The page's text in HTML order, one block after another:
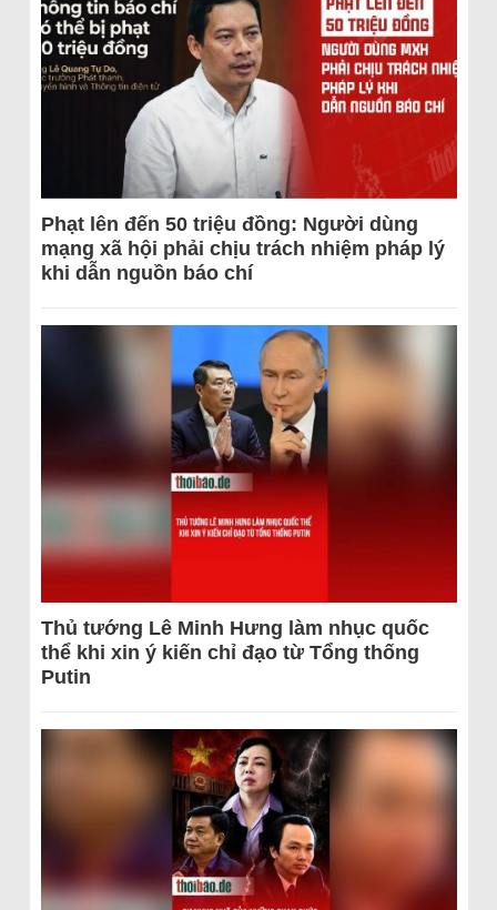
Phạt lên đến 50 triệu đồng: Người dùng
mạng xã hội phải chịu trách nhiệm pháp lý
khi dẫn nguồn báo chí
Thủ tướng Lê Minh Hưng làm nhục quốc
thể khi xin ý kiến chỉ đạo từ Tổng thống
Putin